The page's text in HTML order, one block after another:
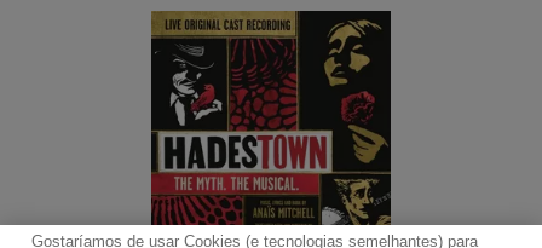
Gostaríamos de usar Cookies (e tecnologias semelhantes) para